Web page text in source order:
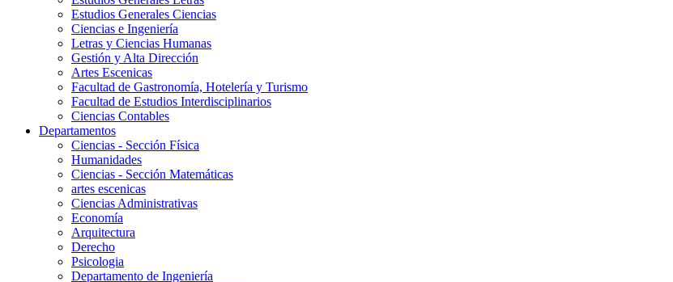
Estudios Generales Ciencias
Ciencias e Ingeniería
Letras y Ciencias Humanas
Gestión y Alta Dirección
Artes Escenicas
Facultad de Gastronomía, Hotelería y Turismo
Facultad de Estudios Interdisciplinarios
Ciencias Contables
Departamentos
Ciencias - Sección Física
Humanidades
Ciencias - Sección Matemáticas
artes escenicas
Ciencias Administrativas
Economía
Arquitectura
Derecho
Psicologia
Departamento de Ingeniería